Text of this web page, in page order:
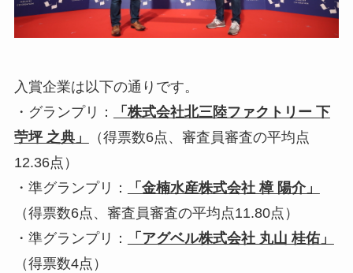
入賞企業は以下の通りです。
・グランプリ：
「株式会社北三陸ファクトリー 下
苧坪 之典」
（得票数6点、 審査員審査の平均点
12.36点 ）
・準グランプリ：
「金楠水産株式会社 樟 陽介」
（得票数6点、 審査員審査の平均点11.80点 ）
・準グランプリ：
「アグベル株式会社 丸山 桂佑」
（得票数4点）